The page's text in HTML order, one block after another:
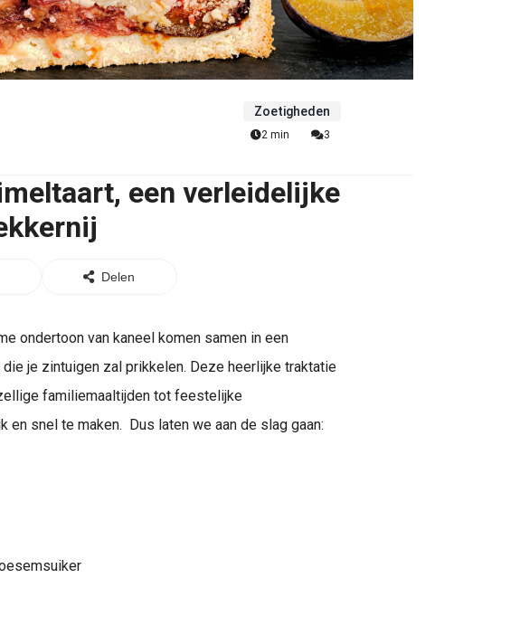
Zoetigheden
2 min 3
een verleidelijke
Delen
ondertoon van kaneel komen samen in een
je zintuigen zal prikkelen. Deze heerlijke traktatie
familiemaaltijden tot feestelijke
en snel te maken. Dus laten we aan de slag gaan: